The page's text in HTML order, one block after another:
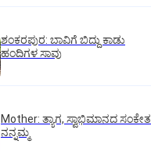
ಶಂಕರಪುರ: ಬಾವಿಗೆ ಬಿದ್ದು ಕಾಡು
ಹಂದಿಗಳ ಸಾವು
Mother: ತ್ಯಾಗ, ಸ್ವಾಭಿಮಾನದ ಸಂಕೇತ
ನನ್ನಮ್ಮ